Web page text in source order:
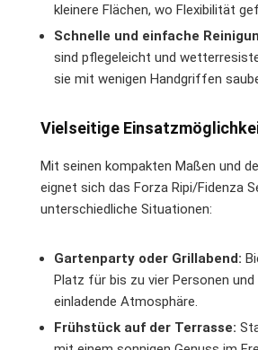
kleinere Flächen, wo Flexibilität
Schnelle und einfache
sind pflegeleicht und
sie mit wenigen Handgriffen
Vielseitige
Mit seinen kompakten Maßen und
eignet sich das Forza Ripi/Fidenza
unterschiedliche Situationen:
Gartenparty oder Grillabend:
Platz für bis zu vier Personen
einladende Atmosphäre.
Frühstück auf der Terrasse: